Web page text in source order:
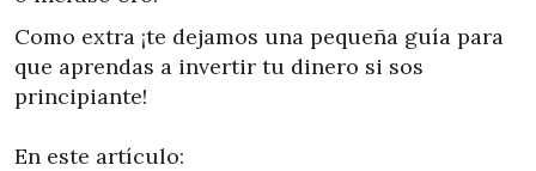
Como extra ¡te dejamos una pequeña guía para
que aprendas a invertir tu dinero si sos
principiante!
En este artículo: